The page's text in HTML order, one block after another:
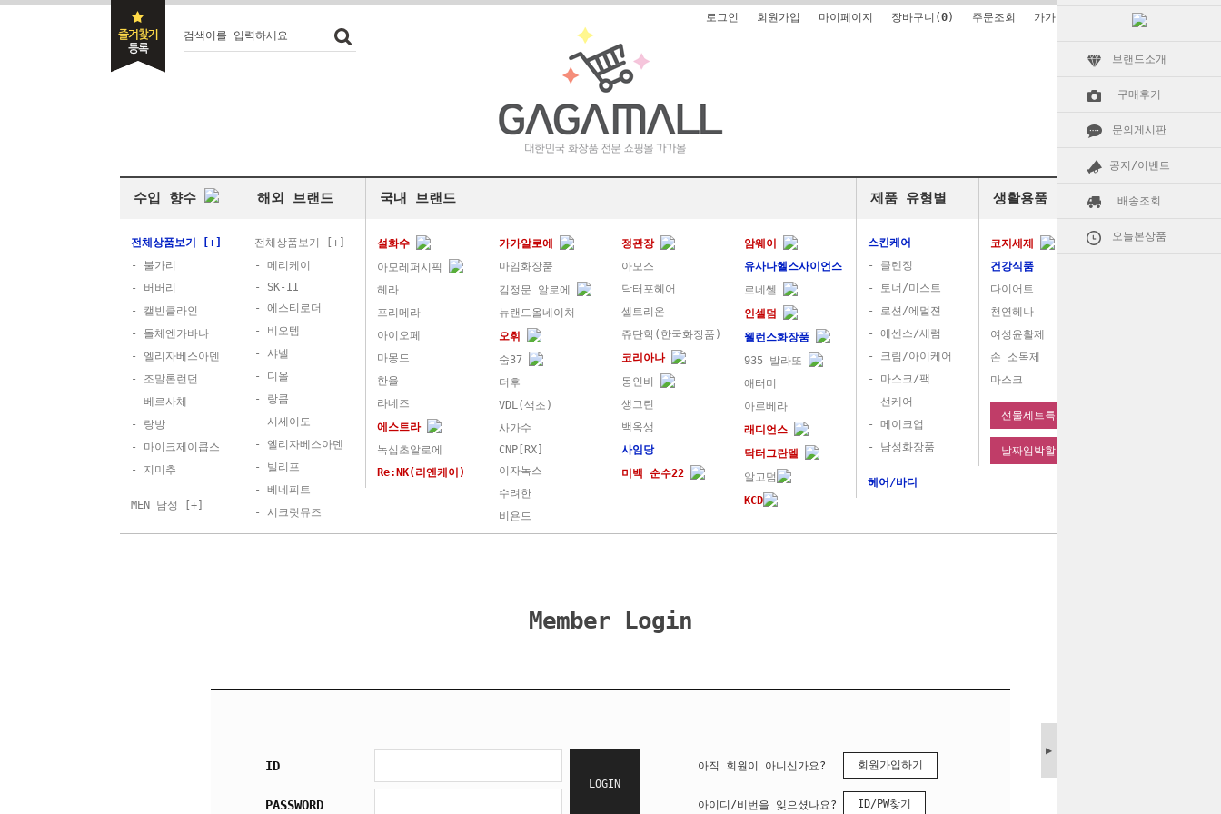
▶
브랜드소개
구매후기
문의게시판
공지/이벤트
배송조회
오늘본상품
검색어를 입력하세요
로그인 회원가입 마이페이지 장바구니(0) 주문조회 가가알로에소개
수입 향수
전체상품보기 [+]
- 불가리
- 버버리
- 캘빈클라인
- 돌체엔가바나
- 엘리자베스아덴
- 조말론런던
- 베르사체
- 랑방
- 마이크제이콥스
- 지미추
MEN 남성 [+]
해외 브랜드
전체상품보기 [+]
- 메리케이
- SK-II
- 에스티로더
- 비오템
- 샤넬
- 디올
- 랑콤
- 시세이도
- 엘리자베스아덴
- 빌리프
- 베네피트
- 시크릿뮤즈
국내 브랜드
설화수
아모레퍼시픽
헤라
프리메라
아이오페
마몽드
한율
라네즈
에스트라
녹십초알로에
Re:NK(리엔케이)
가가알로에
마임화장품
김정문 알로에
뉴랜드올네이처
오휘
숨37
더후
VDL(색조)
사가수
CNP[RX]
이자녹스
수려한
비욘드
정관장
아모스
닥터포헤어
셀트리온
쥬단학(한국화장품)
코리아나
동인비
생그린
백옥생
사임당
미백 순수22
암웨이
유사나헬스사이언스
르네쎌
인셀덤
웰런스화장품
935 발라또
애터미
아르베라
래디언스
닥터그란델
알고덤
KCD
제품 유형별
스킨케어
- 클렌징
- 토너/미스트
- 로션/에멀젼
- 에센스/세럼
- 크림/아이케어
- 마스크/팩
- 선케어
- 메이크업
- 남성화장품
헤어/바디
생활용품
코지세제
건강식품
다이어트
천연헤나
여성윤활제
손 소독제
마스크
선물세트특가
날짜임박할인
Member Login
ID
PASSWORD
LOGIN
아직 회원이 아니신가요? 회원가입하기
아이디/비번을 잊으셨나요? ID/PW찾기